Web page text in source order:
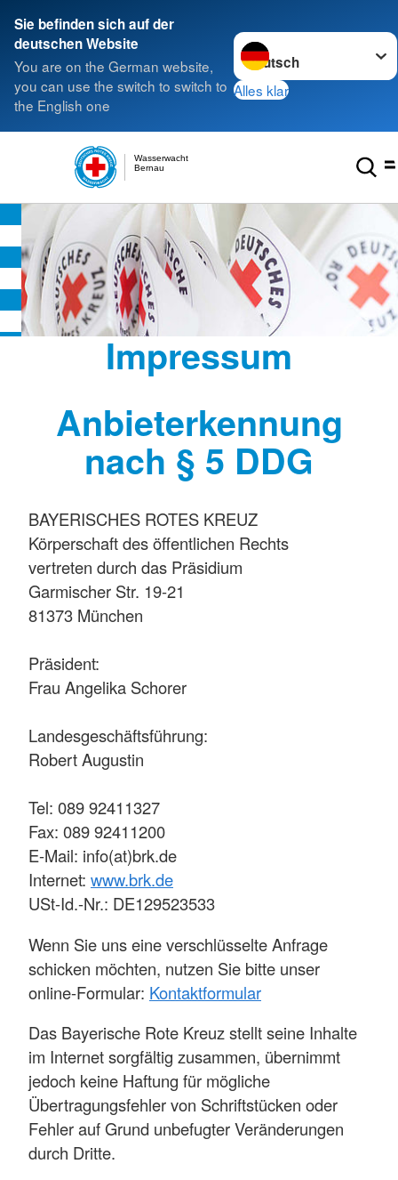
Sie befinden sich auf der
deutschen Website
You are on the German website,
you can use the switch to switch to
the English one
Sprache wechseln zu
Alles klar
Bernau
Wasserwacht
Impressum
Anbieterkennung
nach § 5 DDG
BAYERISCHES ROTES KREUZ
Körperschaft des öffentlichen Rechts
vertreten durch das Präsidium
Garmischer Str. 19-21
81373 München
Präsident:
Frau Angelika Schorer
Landesgeschäftsführung:
Robert Augustin
Tel: 089 92411327
Fax: 089 92411200
E-Mail: info(at)brk.de
Internet: www.brk.de
USt-Id.-Nr.: DE129523533
Wenn Sie uns eine verschlüsselte Anfrage
schicken möchten, nutzen Sie bitte unser
online-Formular: Kontaktformular
Das Bayerische Rote Kreuz stellt seine Inhalte
im Internet sorgfältig zusammen, übernimmt
jedoch keine Haftung für mögliche
Übertragungsfehler von Schriftstücken oder
Fehler auf Grund unbefugter Veränderungen
durch Dritte.